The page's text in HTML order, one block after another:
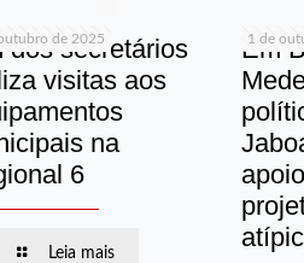
de 2025
dos secretários
visitas aos
na
6
Leia mais
1 de
Em